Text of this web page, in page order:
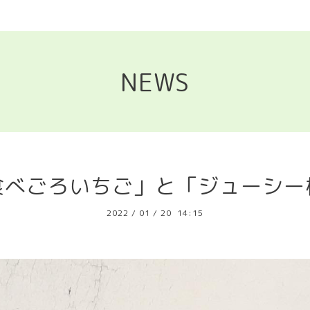
NEWS
ごろいちご」と「ジューシ
2022 / 01 / 20 14:15